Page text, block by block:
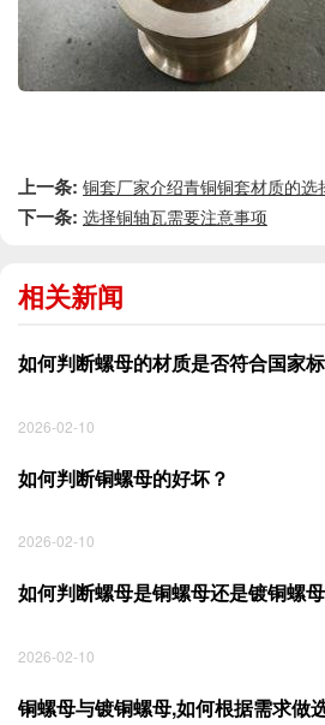
上一条: 铜套厂家介绍青铜铜套材质的选
下一条: 选择铜轴瓦需要注意事项
相关新闻
如何判断螺母的材质是否符合国家
2026-02-10
如何判断铜螺母的好坏？
2026-02-10
如何判断螺母是铜螺母还是镀铜螺
2026-02-10
铜螺母与镀铜螺母,如何根据需求做